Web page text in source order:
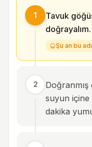
1
Tavuk
doğrayalım.
Şu an bu
2
suyun içine
dakika